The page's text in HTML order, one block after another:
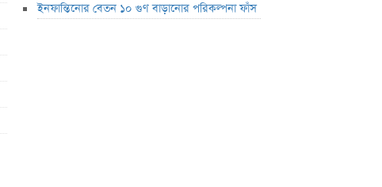
ইনফান্তিনোর বেতন ১০ গুণ বাড়ানোর পরিকল্পনা ফাঁস